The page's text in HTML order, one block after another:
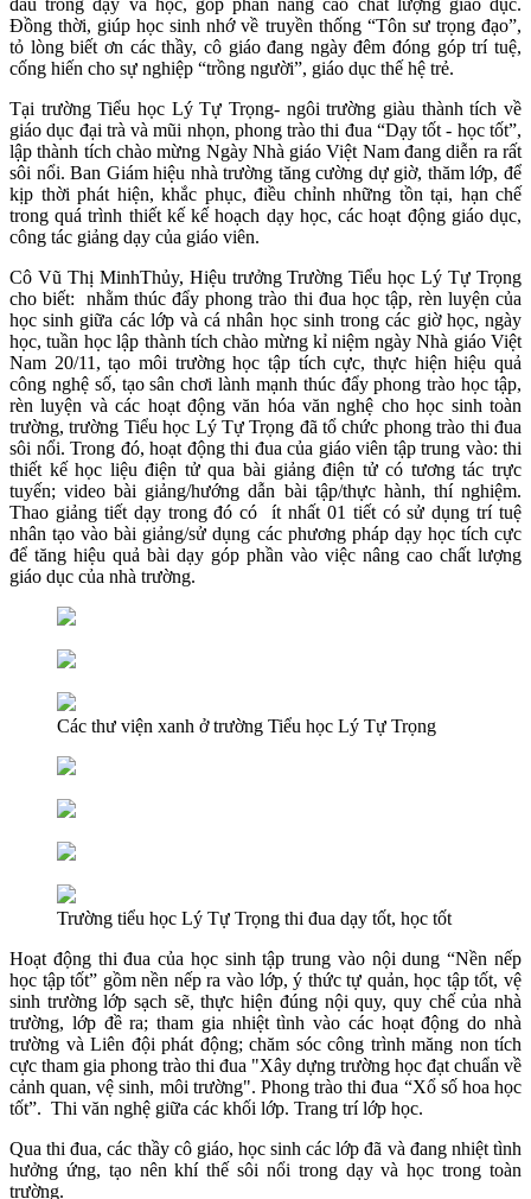
Đồng thời, giúp học sinh nhớ về truyền thống “Tôn sư trọng đạo”,
tỏ lòng biết ơn các thầy, cô giáo đang ngày đêm đóng góp trí tuệ,
cống hiến cho sự nghiệp “trồng người”, giáo dục thế hệ trẻ.
Tại trường Tiểu học Lý Tự Trọng- ngôi trường giàu thành tích về
giáo dục đại trà và mũi nhọn, phong trào thi đua “Dạy tốt - học tốt”,
lập thành tích chào mừng Ngày Nhà giáo Việt Nam đang diễn ra rất
sôi nổi. Ban Giám hiệu nhà trường tăng cường dự giờ, thăm lớp, để
kịp thời phát hiện, khắc phục, điều chỉnh những tồn tại, hạn chế
trong quá trình thiết kế kế hoạch dạy học, các hoạt động giáo dục,
công tác giảng dạy của giáo viên.
Cô Vũ Thị MinhThủy, Hiệu trưởng Trường Tiểu học Lý Tự Trọng
cho biết: nhằm thúc đẩy phong trào thi đua học tập, rèn luyện của
học sinh giữa các lớp và cá nhân học sinh trong các giờ học, ngày
học, tuần học lập thành tích chào mừng kỉ niệm ngày Nhà giáo Việt
Nam 20/11, tạo môi trường học tập tích cực, thực hiện hiệu quả
công nghệ số, tạo sân chơi lành mạnh thúc đẩy phong trào học tập,
rèn luyện và các hoạt động văn hóa văn nghệ cho học sinh toàn
trường, trường Tiểu học Lý Tự Trọng đã tổ chức phong trào thi đua
sôi nổi. Trong đó, hoạt động thi đua của giáo viên tập trung vào: thi
thiết kế học liệu điện tử qua bài giảng điện tử có tương tác trực
tuyến; video bài giảng/hướng dẫn bài tập/thực hành, thí nghiệm.
Thao giảng tiết dạy trong đó có ít nhất 01 tiết có sử dụng trí tuệ
nhân tạo vào bài giảng/sử dụng các phương pháp dạy học tích cực
để tăng hiệu quả bài dạy góp phần vào việc nâng cao chất lượng
giáo dục của nhà trường.
Các thư viện xanh ở trường Tiểu học Lý Tự Trọng
Trường tiểu học Lý Tự Trọng thi đua dạy tốt, học tốt
Hoạt động thi đua của học sinh tập trung vào nội dung “Nền nếp
học tập tốt” gồm nền nếp ra vào lớp, ý thức tự quản, học tập tốt, vệ
sinh trường lớp sạch sẽ, thực hiện đúng nội quy, quy chế của nhà
trường, lớp đề ra; tham gia nhiệt tình vào các hoạt động do nhà
trường và Liên đội phát động; chăm sóc công trình măng non tích
cực tham gia phong trào thi đua "Xây dựng trường học đạt chuẩn về
cảnh quan, vệ sinh, môi trường". Phong trào thi đua “Xổ số hoa học
tốt”. Thi văn nghệ giữa các khối lớp. Trang trí lớp học.
Qua thi đua, các thầy cô giáo, học sinh các lớp đã và đang nhiệt tình
hưởng ứng, tạo nên khí thế sôi nổi trong dạy và học trong toàn
trường.